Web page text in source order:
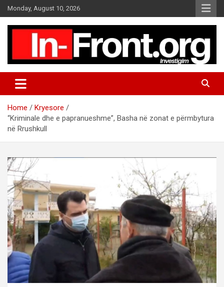
k
Monday, August 10, 2026
Home
Kryesore
“Kriminale dhe e papranueshme”, Basha në zonat e përmbytura
në Rrushkull